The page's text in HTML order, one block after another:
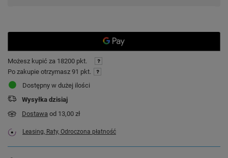
Możesz kupić za 18200 pkt.
Po zakupie otrzymasz 91 pkt.
Dostępny w dużej ilości
Wysyłka dzisiaj
Dostawa od 13,00 zł
Leasing, Raty, Odroczona płatność